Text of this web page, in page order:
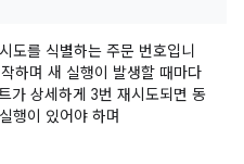
도를 식별하는 주문 번호입니
하며 새 실행이 발생할 때마다
가 상세하게 3번 재시도되면 동
행이 있어야 하며